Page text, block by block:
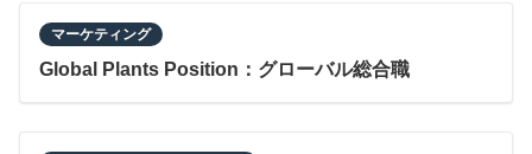
マーケティング
Global Plants Position：グローバル総合職